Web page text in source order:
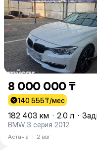
8 000 000 ₸
140 555₸/мес
182 403 км · 2.0 л ·
BMW 3 серия 2012
Астана · 2 авг